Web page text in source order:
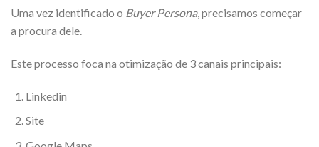
Uma vez identificado o Buyer Persona, precisamos começar
a procura dele.
Este processo foca na otimização de 3 canais principais:
Linkedin
Site